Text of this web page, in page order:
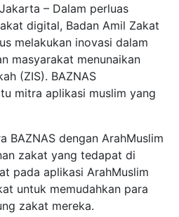
– Dalam perluas
digital, Badan Amil Zakat
melakukan inovasi dalam
masyarakat menunaikan
(ZIS). BAZNAS
mitra aplikasi muslim yang
BAZNAS dengan ArahMuslim
zakat yang tedapat di
pada aplikasi ArahMuslim
untuk memudahkan para
zakat mereka.